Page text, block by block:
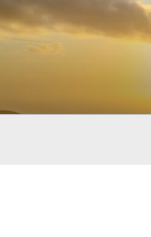
Aller
au
contenu